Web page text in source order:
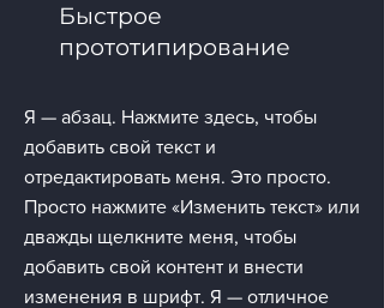
Быстрое
прототипирование
Я — абзац. Нажмите здесь, чтобы
добавить свой текст и
отредактировать меня. Это просто.
Просто нажмите «Изменить текст» или
дважды щелкните меня, чтобы
добавить свой контент и внести
изменения в шрифт. Я — отличное